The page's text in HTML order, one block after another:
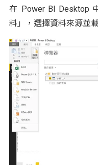
在 Power BI Desktop
料」，選擇資料來源並